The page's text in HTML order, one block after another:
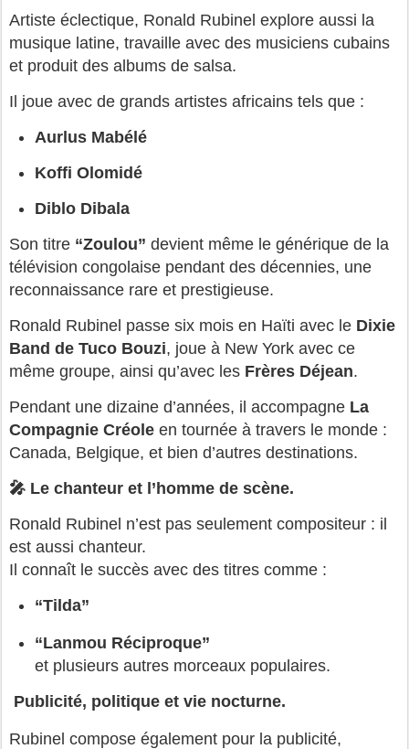
Artiste éclectique, Ronald Rubinel explore aussi la
musique latine, travaille avec des musiciens cubains
et produit des albums de salsa.
Il joue avec de grands artistes africains tels que :
Aurlus Mabélé
Koffi Olomidé
Diblo Dibala
Son titre “Zoulou” devient même le générique de la
télévision congolaise pendant des décennies, une
reconnaissance rare et prestigieuse.
Ronald Rubinel passe six mois en Haïti avec le Dixie
Band de Tuco Bouzi, joue à New York avec ce
même groupe, ainsi qu’avec les Frères Déjean.
Pendant une dizaine d’années, il accompagne La
Compagnie Créole en tournée à travers le monde :
Canada, Belgique, et bien d’autres destinations.
🎤 Le chanteur et l’homme de scène.
Ronald Rubinel n’est pas seulement compositeur : il
est aussi chanteur.
Il connaît le succès avec des titres comme :
“Tilda”
“Lanmou Réciproque”
et plusieurs autres morceaux populaires.
Publicité, politique et vie nocturne.
Rubinel compose également pour la publicité,